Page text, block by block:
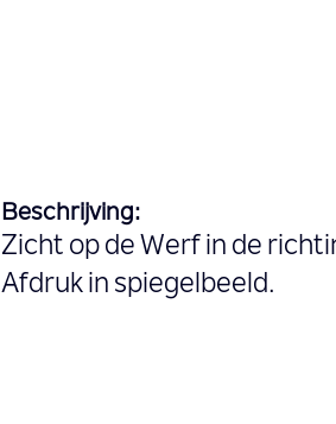
Beschrijving:
Zicht op de Werf in de
Afdruk in spiegelbeeld.